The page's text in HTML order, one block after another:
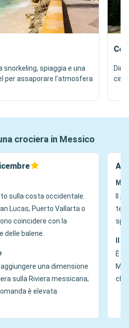
snorkeling, spiaggia e una
per assaporare l'atmosfera
crociera in Messico
sulla costa occidentale.
Lucas, Puerto Vallarta o
coincidere con la
delle balene.
una dimensione
sulla Riviera messicana;
è elevata.
Il
È il
che